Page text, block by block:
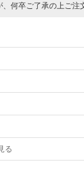
何卒ご了承の上ご注
る